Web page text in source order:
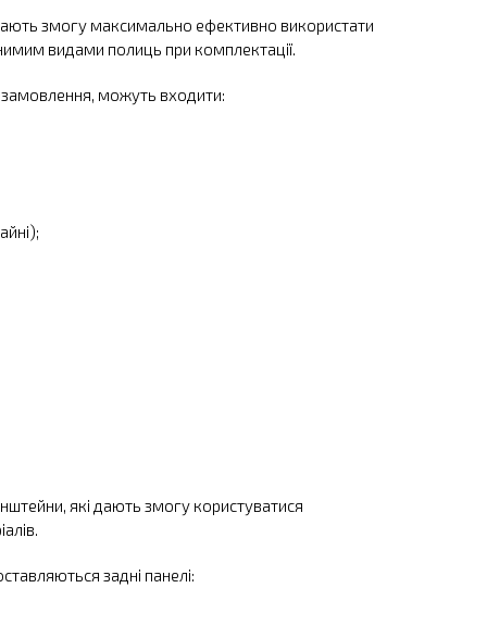
дають змогу максимально ефективно використати
видами полиць при комплектації.
замовлення, можуть входити:
які дають змогу користуватися
задні панелі: